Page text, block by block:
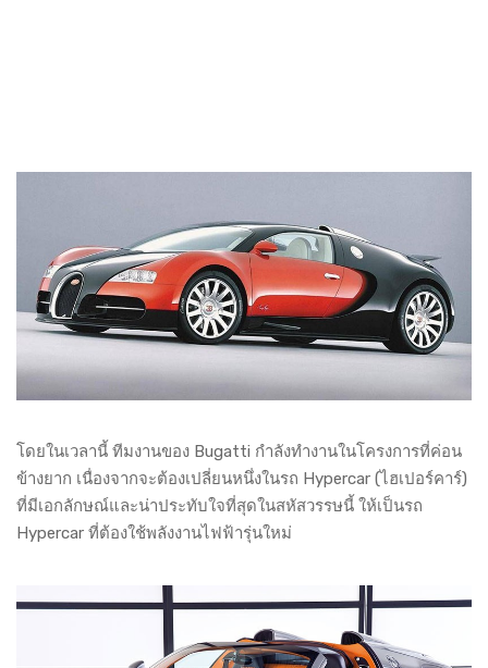
โดยในเวลานี้ ทีมงานของ Bugatti กำลังทำงานในโครงการที่ค่อน
ข้างยาก เนื่องจากจะต้องเปลี่ยนหนึ่งในรถ Hypercar (ไฮเปอร์คาร์)
ที่มีเอกลักษณ์และน่าประทับใจที่สุดในสหัสวรรษนี้ ให้เป็นรถ
Hypercar ที่ต้องใช้พลังงานไฟฟ้ารุ่นใหม่